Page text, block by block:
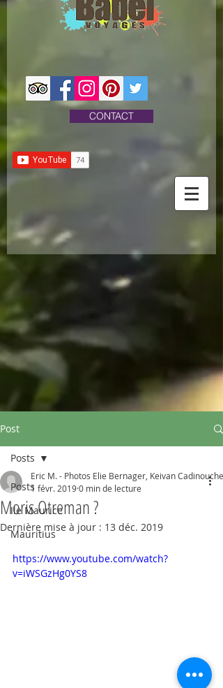
CONTACT
Post
Posts
Ile Maurice
Mauritius
Posts
Moris Otreman ?
Eric M. - Photos Elie Bernager, Keivan Cadinouche
1 févr. 20190 min de lecture
Dernière mise à jour : 13 déc. 2019
https://www.youtube.com/watch?
v=iWSGzHg0YS8